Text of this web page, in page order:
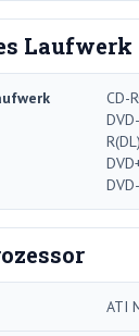
Laufwerk
CD-
ATI